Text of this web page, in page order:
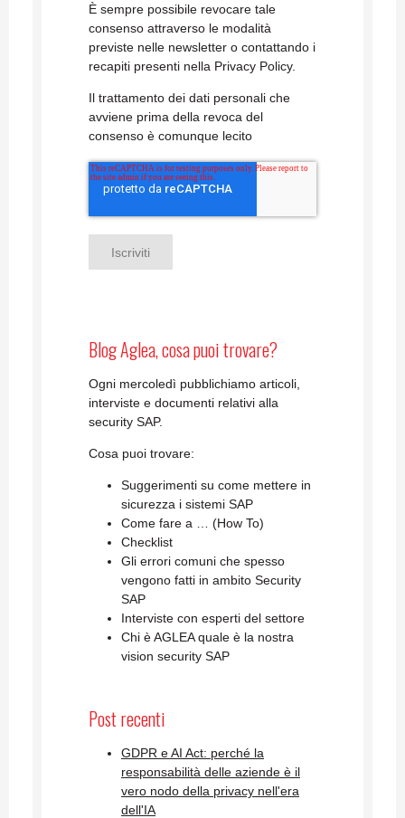
È sempre possibile revocare tale
consenso attraverso le modalità
previste nelle newsletter o contattando i
recapiti presenti nella Privacy Policy.
Il trattamento dei dati personali che
avviene prima della revoca del
consenso è comunque lecito
Blog Aglea, cosa puoi trovare?
Ogni mercoledì pubblichiamo articoli,
interviste e documenti relativi alla
security SAP.
Cosa puoi trovare:
Suggerimenti su come mettere in
sicurezza i sistemi SAP
Come fare a … (How To)
Checklist
Gli errori comuni che spesso
vengono fatti in ambito Security
SAP
Interviste con esperti del settore
Chi è AGLEA quale è la nostra
vision security SAP
Post recenti
GDPR e AI Act: perché la
responsabilità delle aziende è il
vero nodo della privacy nell'era
dell'IA